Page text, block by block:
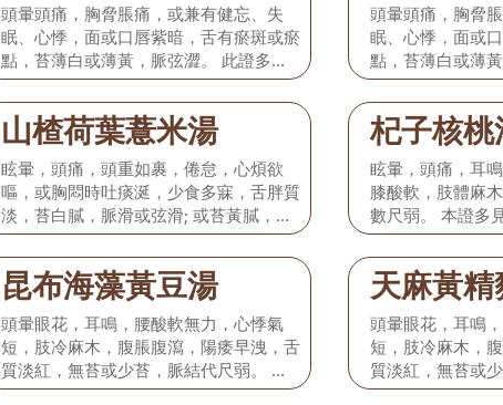
頭暈頭痛，胸脅脹痛，或兼有健忘、失
眠、心悸，面或口唇紫暗，舌有瘀斑或瘀
點，苔薄白或薄黃，脈弦澀。 此證多見
於高血壓病I期。
頭暈頭痛，胸脅
眠、心悸，面或
點，苔薄白或薄
於高血壓病I期。
山楂荷葉薏米湯
眩暈，頭痛，頭重如裹，倦怠，心煩欲
嘔，或胸悶時吐痰涎，少食多寐，舌胖質
淡，苔白膩，脈滑或弦滑; 或苔黃膩，脈
弦滑而數。 本證多見於高血壓病II.期。
杞子核桃
眩暈，頭痛，耳
膝酸軟，肢體麻
數尺弱。 本證多
期。
昆布海藻黃豆湯
頭暈眼花，耳鳴，腰酸軟無力，心悸氣
短，肢冷麻木，腹脹腹瀉，陽痿早洩，舌
質淡紅，無苔或少苔，脈結代尺弱。 多
見於高血壓病III.期。
天麻黃
頭暈眼花，耳鳴
短，肢冷麻木，
質淡紅，無苔或
見於高血壓病III.